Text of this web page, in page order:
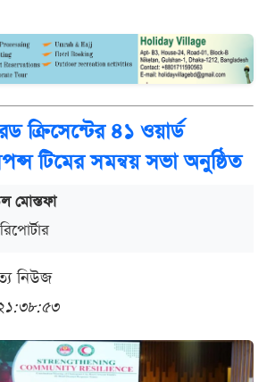
ক্রিসেন্টের ৪১ ওয়ার্ড
টিমের সমন্বয় সভা অনুষ্ঠিত
মোস্তফা
নিউজ